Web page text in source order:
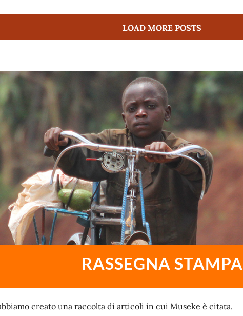
LOAD MORE POSTS
RASSEGNA STAMPA
creato una raccolta di articoli in cui Museke è citata.